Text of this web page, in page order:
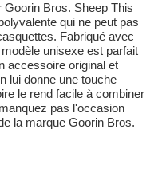
Goorin Bros. Sheep This
qui ne peut pas
Fabriqué avec
unisexe est parfait
accessoire original et
lui donne une touche
le rend facile à combiner
pas l'occasion
la marque Goorin Bros.